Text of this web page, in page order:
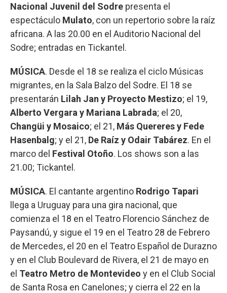
Nacional Juvenil del Sodre presenta el
espectáculo Mulato, con un repertorio sobre la raíz
africana. A las 20.00 en el Auditorio Nacional del
Sodre; entradas en Tickantel.
MÚSICA. Desde el 18 se realiza el ciclo Músicas
migrantes, en la Sala Balzo del Sodre. El 18 se
presentarán Lilah Jan y Proyecto Mestizo; el 19,
Alberto Vergara y Mariana Labrada; el 20,
Changüi y Mosaico; el 21, Más Quereres y Fede
Hasenbalg; y el 21, De Raíz y Odair Tabárez. En el
marco del Festival Otoño. Los shows son a las
21.00; Tickantel.
MÚSICA. El cantante argentino Rodrigo Tapari
llega a Uruguay para una gira nacional, que
comienza el 18 en el Teatro Florencio Sánchez de
Paysandú, y sigue el 19 en el Teatro 28 de Febrero
de Mercedes, el 20 en el Teatro Español de Durazno
y en el Club Boulevard de Rivera, el 21 de mayo en
el Teatro Metro de Montevideo y en el Club Social
de Santa Rosa en Canelones; y cierra el 22 en la